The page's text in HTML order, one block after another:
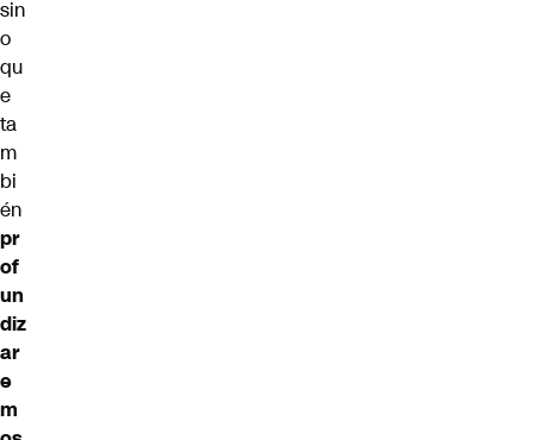
sin
o
qu
e
ta
m
bi
én
pr
of
un
diz
ar
e
m